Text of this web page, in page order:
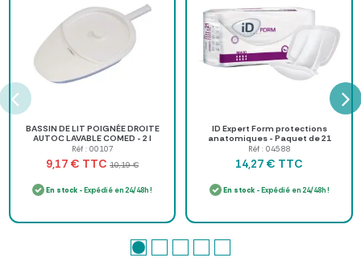
BASSIN DE LIT POIGNÉE DROITE
AUTOC LAVABLE COMED - 2 l
Réf : 00107
9,17 € TTC 10,19 €
En stock - Expédié en 24/48h !
ID Expert Form protections
anatomiques - Paquet de 21
Réf : 04588
14,27 € TTC
En stock- Expédié en 24/48h !